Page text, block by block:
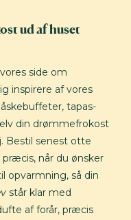
ud af huset
side om
inspirere af vores
tapas-
din drømmefrokost
Bestil senest otte
når du ønsker
opvarmning, så din
står klar med
af forår, præcis